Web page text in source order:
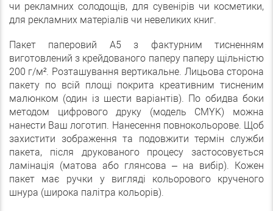
чи рекламних солодощів, для сувенірів чи косметики,
для рекламних матеріалів чи невеликих книг.
Пакет паперовий А5 з фактурним тисненням
виготовлений з крейдованого паперу паперу щільністю
200 г/м². Розташування вертикальне. Лицьова сторона
пакету по всій площі покрита креативним тисненим
малюнком (один із шести варіантів). По обидва боки
методом цифрового друку (модель CMYK) можна
нанести Ваш логотип. Нанесення повнокольорове. Щоб
захистити зображення та подовжити термін служби
пакета, після друкованого процесу застосовується
ламінація (матова або глянсова – на вибір). Кожен
пакет має ручки у вигляді кольорового крученого
шнура (широка палітра кольорів).